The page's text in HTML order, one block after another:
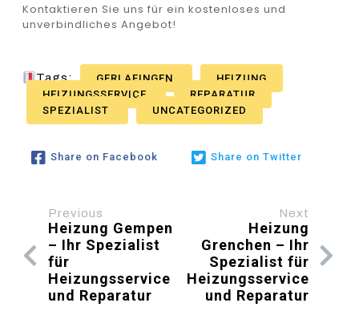
Kontaktieren Sie uns für ein kostenloses und
unverbindliches Angebot!
Tags: GERLAFINGEN
HEIZUNG
HEIZUNGSSERVICE
REPARATUR
SPEZIALIST
UNCATEGORIZED
Share on Facebook Share on Twitter
Previous
Heizung Gempen
– Ihr Spezialist
für
Heizungsservice
und Reparatur
Next
Heizung
Grenchen – Ihr
Spezialist für
Heizungsservice
und Reparatur